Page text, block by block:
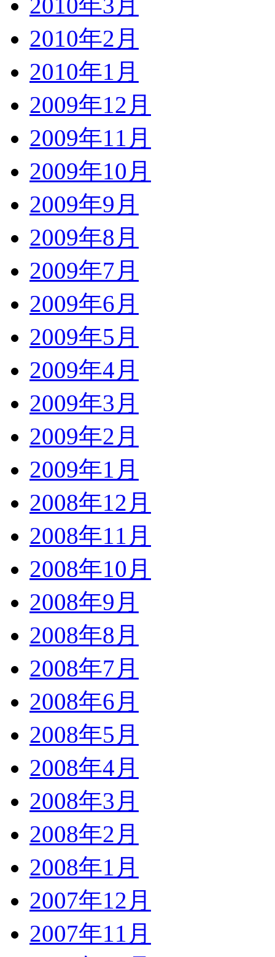
2010年2月
2010年1月
2009年12月
2009年11月
2009年10月
2009年9月
2009年8月
2009年7月
2009年6月
2009年5月
2009年4月
2009年3月
2009年2月
2009年1月
2008年12月
2008年11月
2008年10月
2008年9月
2008年8月
2008年7月
2008年6月
2008年5月
2008年4月
2008年3月
2008年2月
2008年1月
2007年12月
2007年11月